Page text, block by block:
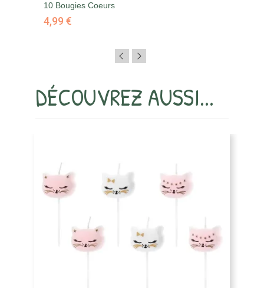
10 Bougies Coeurs
4,99 €
DÉCOUVREZ AUSSI...